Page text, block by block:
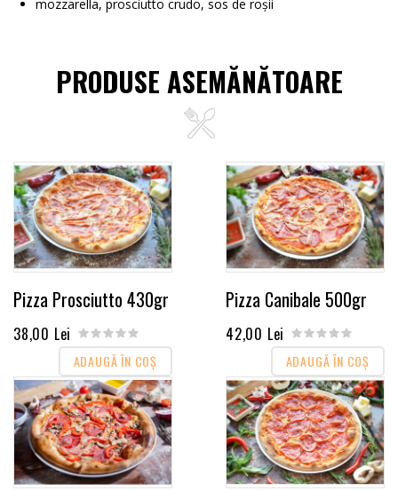
mozzarella, prosciutto crudo, sos de roșii
PRODUSE ASEMĂNĂTOARE
Pizza Prosciutto 430gr
38,00 Lei
ADAUGĂ ÎN COŞ
Pizza Canibale 500gr
42,00 Lei
ADAUGĂ ÎN COŞ